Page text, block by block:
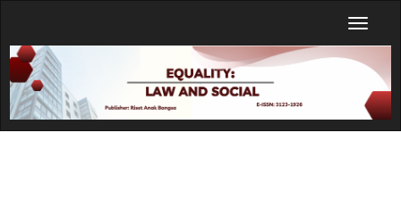
Main
Content
Sidebar
Toggle